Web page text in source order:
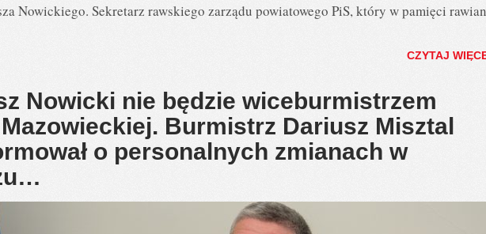
Nowickiego. Sekretarz rawskiego zarządu powiatowego PiS, który w pamięci rawian
CZYTAJ
Nowicki nie będzie wiceburmistrzem
Burmistrz Dariusz Misztal
o personalnych zmianach w